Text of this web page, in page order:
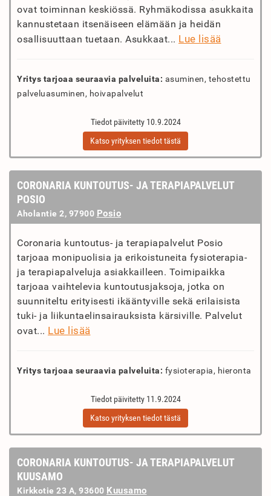
ovat toiminnan keskiössä. Ryhmäkodissa asukkaita
kannustetaan itsenäiseen elämään ja heidän
osallisuuttaan tuetaan. Asukkaat... Lue lisää
Yritys tarjoaa seuraavia palveluita: asuminen, tehostettu
palveluasuminen, hoivapalvelut
Tiedot päivitetty 10.9.2024
Katso yrityksen tiedot tästä
CORONARIA KUNTOUTUS- JA TERAPIAPALVELUT
POSIO
Aholantie 2, 97900 Posio
Coronaria kuntoutus- ja terapiapalvelut Posio
tarjoaa monipuolisia ja erikoistuneita fysioterapia-
ja terapiapalveluja asiakkailleen. Toimipaikka
tarjoaa vaihtelevia kuntoutusjaksoja, jotka on
suunniteltu erityisesti ikääntyville sekä erilaisista
tuki- ja liikuntaelinsairauksista kärsiville. Palvelut
ovat... Lue lisää
Yritys tarjoaa seuraavia palveluita: fysioterapia, hieronta
Tiedot päivitetty 11.9.2024
Katso yrityksen tiedot tästä
CORONARIA KUNTOUTUS- JA TERAPIAPALVELUT
KUUSAMO
Kirkkotie 23 A, 93600 Kuusamo